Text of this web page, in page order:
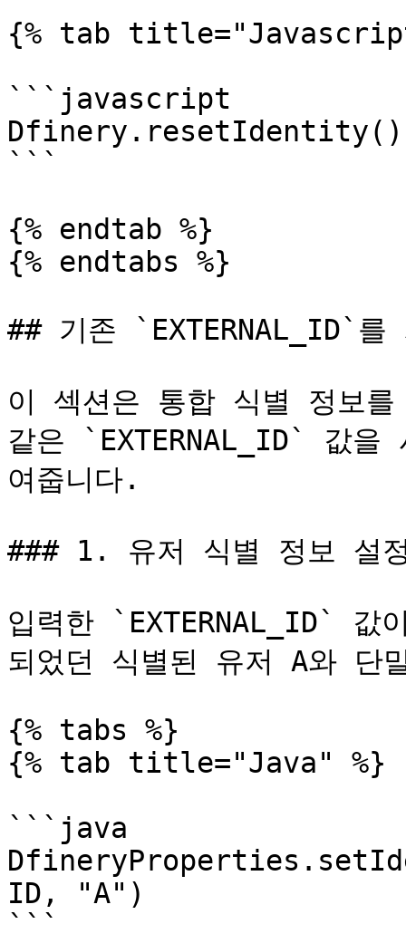
{% tab
```javascript
Dfinery.resetIdentity()
```
{% endtab %}
{% endtabs %}
## 기존 `EXTERNAL_ID`를
이 섹션은 통합 식별 정보
같은 `EXTERNAL_ID` 값을
여줍니다.
### 1. 유저 식별 정보 설
입력한 `EXTERNAL_ID` 값
되었던 식별된 유저 A와 단
{% tabs %}
{% tab title="Java" %}
```java
ID, "A")
```